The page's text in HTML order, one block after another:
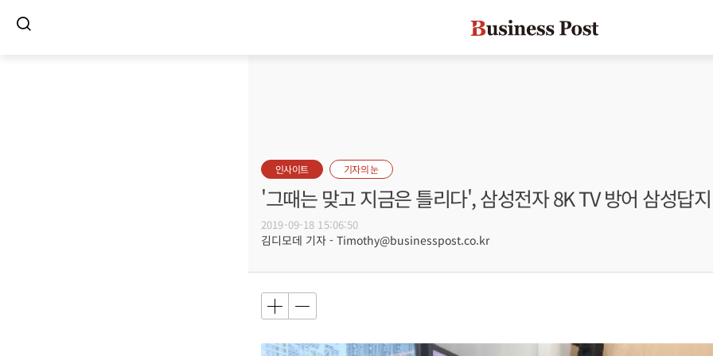
인사이트 기자의 눈
'그때는 맞고 지금은 틀리다', 삼성전자 8K TV 방어 삼성답
2019-09-18 15:06:50
김디모데 기자 - Timothy@businesspost.co.kr